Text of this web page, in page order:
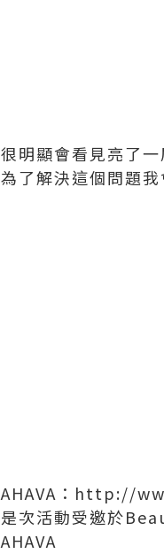
很明顯會看見亮了一
為了解決這個問題
AHAVA：http://
是次活動受邀於
AHAVA